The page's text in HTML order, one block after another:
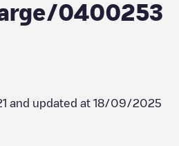
0400253
and updated at 18/09/2025